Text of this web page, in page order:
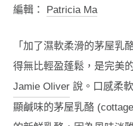
編輯： Patricia Ma
「加了濕軟柔滑的茅屋乳
得無比輕盈蓬鬆，是完美
Jamie Oliver 說。口感柔
顯鹹味的茅屋乳酪